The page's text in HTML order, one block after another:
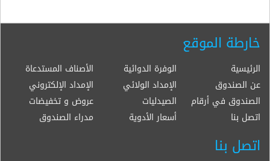
خارطة الموقع
الرئيسية الوفرة الدوائية
الأصناف المستدعاة
عن الصندوق
الإمداد الولائي
الإمداد الإلكتروني
الصندوق في أرقام
الصيدليات
عروض و تخفيضات
اتصل بنا
أسعار الأدوية مدراء الصندوق
اتصل بنا